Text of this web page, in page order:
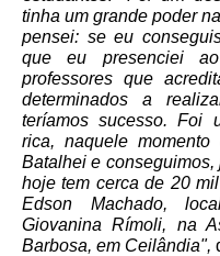
tinha um grande poder
pensei: se eu
que eu presenciei
professores que
determinados a
teríamos sucesso. Foi
rica, naquele
Batalhei e
hoje tem cerca de 20
Edson Machado,
Giovanina Rímoli, na
Barbosa, em Ceilândia",